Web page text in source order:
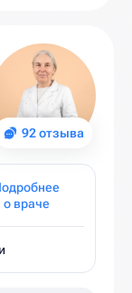
92 отзыва
о враче